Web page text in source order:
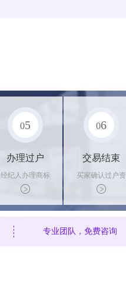
05
办理过户
经纪人办理商标
转让手续，交付
相关证书
06
交易结束
买家确认过户资
料后，平台解冻
资金支付卖家
专业团队，免费咨询